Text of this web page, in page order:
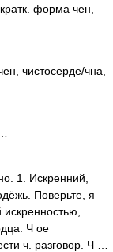
форма чен,
чистосерде/чна,
1. Искренний,
Поверьте, я
Ч ое
ч. разговор. Ч …